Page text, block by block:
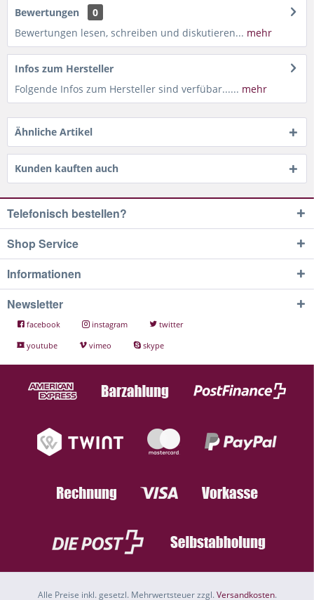
Bewertungen
0
Bewertungen lesen, schreiben und diskutieren... mehr
Infos zum Hersteller
Folgende Infos zum Hersteller sind verfübar...... mehr
Ähnliche Artikel
Kunden kauften auch
Telefonisch bestellen?
Shop Service
Informationen
Newsletter
facebook instagram
twitter
youtube
vimeo skype
Alle Preise inkl. gesetzl. Mehrwertsteuer zzgl.Versandkosten.